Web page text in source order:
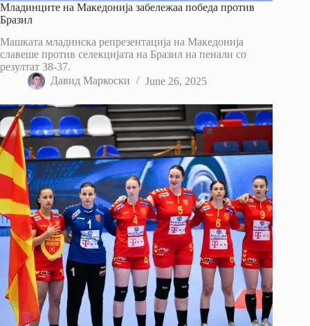
Младинците на Македонија забележаа победа против
Бразил
Машката младинска репрезентација на Македонија
славеше против селекцијата на Бразил на пенали со
резултат 38-37.
Давид Маркоски
June 26, 2025